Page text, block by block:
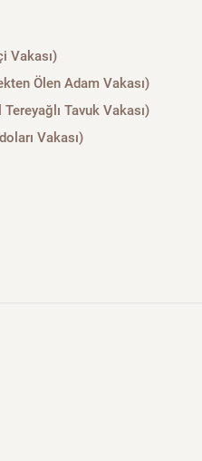
Vakası)
Ölen Adam Vakası)
Tavuk Vakası)
Vakası)